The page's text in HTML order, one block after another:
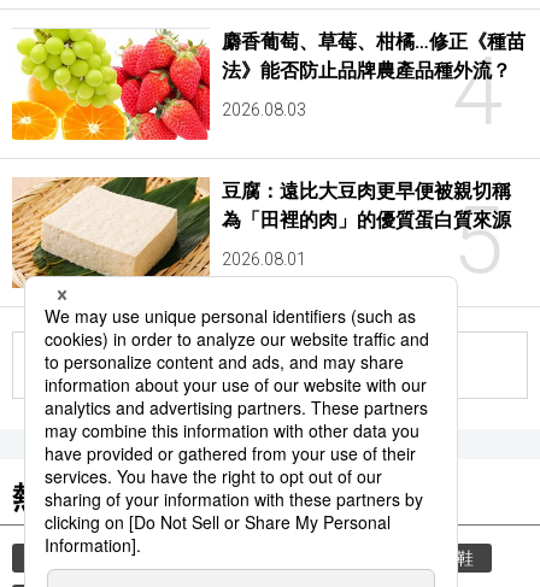
4
麝香葡萄、草莓、柑橘…修正《種苗
法》能否防止品牌農產品種外流？
2026.08.03
5
豆腐：遠比大豆肉更早便被親切稱
為「田裡的肉」的優質蛋白質來源
2026.08.01
更多
熱門關鍵詞
教育 禮儀 脫鞋